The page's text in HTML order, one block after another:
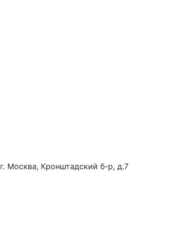
г. Москва, Кронштадский б-р, д.7